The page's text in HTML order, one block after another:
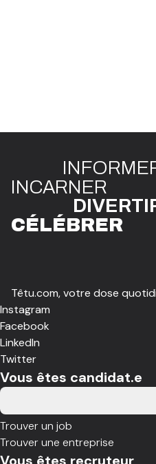
INFORME
INCARNER
DIVER
CÉLÉBRER
Têtu.com, votre dose
Instagram
Facebook
LinkedIn
Twitter
Vous êtes candidat.e
Trouver un job
Trouver une entreprise